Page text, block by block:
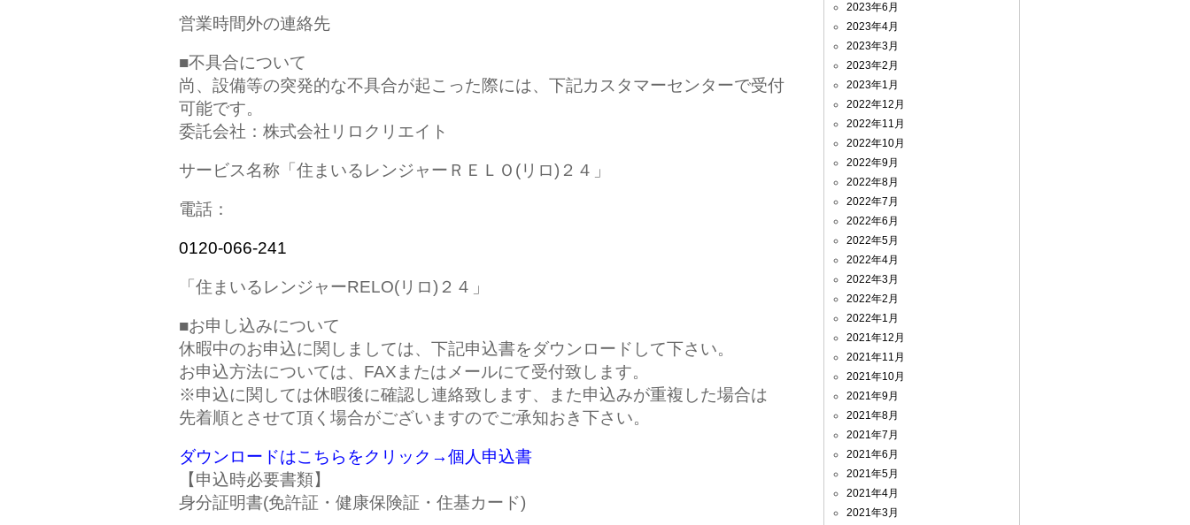
営業時間外の連絡先
■不具合について
尚、設備等の突発的な不具合が起こった際には、 下記カスタマーセンターで受付
可能です。
委託会社：株式会社リロクリエイト
サービス名称「住まいるレンジャーＲＥＬＯ(リロ)２４」
電話：
0120-066-241
「住まいるレンジャーRELO(リロ)２４」
■お申し込みについて
休暇中のお申込に関しましては、下記申込書をダウンロードして下さい。
お申込方法については、FAXまたはメールにて受付致します。
※申込に関しては休暇後に確認し連絡致します、また申込みが重複した場合は
先着順とさせて頂く場合がございますのでご承知おき下さい。
ダウンロードはこちらをクリック→個人申込書
【申込時必要書類】
身分証明書(免許証・健康保険証・住基カード)
2023年6月
2023年4月
2023年3月
2023年2月
2023年1月
2022年12月
2022年11月
2022年10月
2022年9月
2022年8月
2022年7月
2022年6月
2022年5月
2022年4月
2022年3月
2022年2月
2022年1月
2021年12月
2021年11月
2021年10月
2021年9月
2021年8月
2021年7月
2021年6月
2021年5月
2021年4月
2021年3月